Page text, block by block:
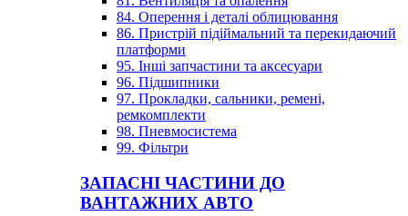
84. Оперення і деталі облицювання
86. Пристрій підіймальний та перекидаючий
платформи
95. Інші запчастини та аксесуари
96. Підшипники
97. Прокладки, сальники, ремені,
ремкомплекти
98. Пневмосистема
99. Фільтри
ЗАПАСНІ ЧАСТИНИ ДО
ВАНТАЖНИХ АВТО